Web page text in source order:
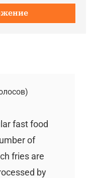
fast food
of
fries are
by